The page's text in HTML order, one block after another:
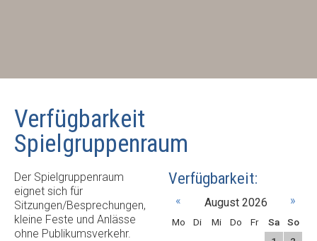
Verfügbarkeit
Spielgruppenraum
Verfügbarkeit:
« August 2026 »
Mo Di Mi Do Fr Sa
So
Der Spielgruppenraum
eignet sich für
Sitzungen/Besprechungen,
kleine Feste und Anlässe
ohne Publikumsverkehr.